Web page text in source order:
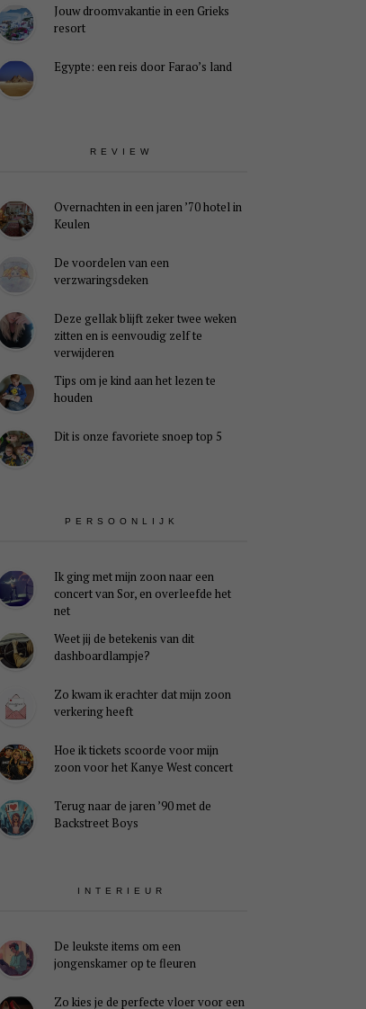
Jouw droomvakantie in een Grieks
resort
Egypte: een reis door Farao’s land
REVIEW
Overnachten in een jaren ’70 hotel in
Keulen
De voordelen van een
verzwaringsdeken
Deze gellak blijft zeker twee weken
zitten en is eenvoudig zelf te
verwijderen
Tips om je kind aan het lezen te
houden
Dit is onze favoriete snoep top 5
PERSOONLIJK
Ik ging met mijn zoon naar een
concert van Sor, en overleefde het
net
Weet jij de betekenis van dit
dashboardlampje?
Zo kwam ik erachter dat mijn zoon
verkering heeft
Hoe ik tickets scoorde voor mijn
zoon voor het Kanye West concert
Terug naar de jaren ’90 met de
Backstreet Boys
INTERIEUR
De leukste items om een
jongenskamer op te fleuren
Zo kies je de perfecte vloer voor een